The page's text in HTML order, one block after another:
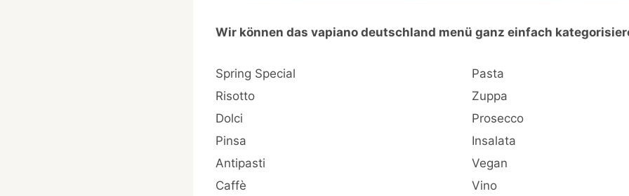
Wir können das vapiano deutschland menü ganz einfach
Spring Special
Pasta
Risotto
Zuppa
Dolci
Prosecco
Pinsa
Insalata
Antipasti
Vegan
Caffè
Vino